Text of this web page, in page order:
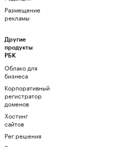
Размещение
рекламы
Другие
продукты
РБК
Облако для
бизнеса
Корпоративный
регистратор
доменов
Хостинг
сайтов
Рег.решения